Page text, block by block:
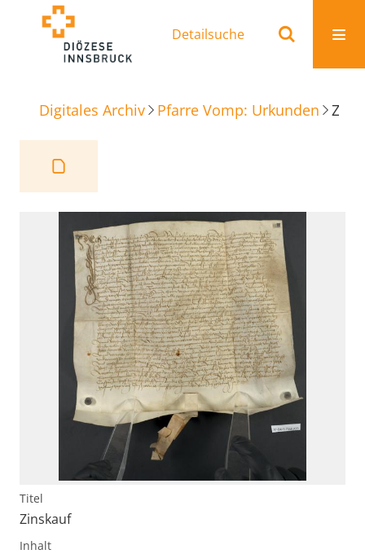
Detailsuche
Digitales Archiv Pfarre Vomp: Urkunden
Titel
Zinskauf
Inhalt